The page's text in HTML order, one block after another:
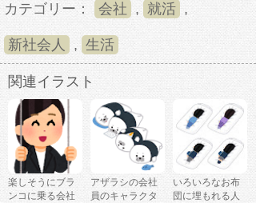
カテゴリー： 会社 , 就活 ,
新社会人 , 生活
関連イラスト
楽しそうにブラ
ンコに乗る会社
アザラシの会社
員のキャラクタ
いろいろなお布
団に埋もれる人